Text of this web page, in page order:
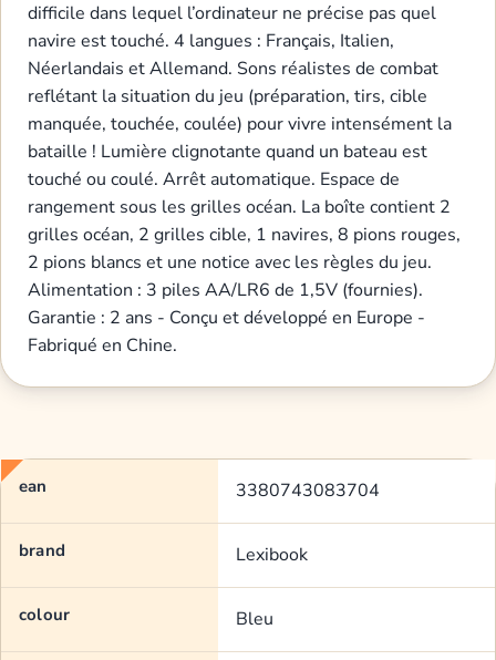
difficile dans lequel l’ordinateur ne précise pas quel
navire est touché. 4 langues : Français, Italien,
Néerlandais et Allemand. Sons réalistes de combat
reflétant la situation du jeu (préparation, tirs, cible
manquée, touchée, coulée) pour vivre intensément la
bataille ! Lumière clignotante quand un bateau est
touché ou coulé. Arrêt automatique. Espace de
rangement sous les grilles océan. La boîte contient 2
grilles océan, 2 grilles cible, 1 navires, 8 pions rouges,
2 pions blancs et une notice avec les règles du jeu.
Alimentation : 3 piles AA/LR6 de 1,5V (fournies).
Garantie : 2 ans - Conçu et développé en Europe -
Fabriqué en Chine.
ean 3380743083704
brand Lexibook
colour Bleu